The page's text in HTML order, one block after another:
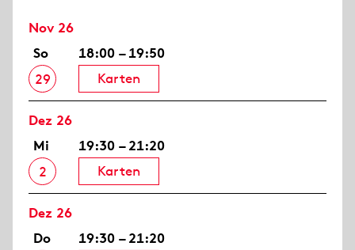
Nov 26
So
29
18:00 – 19:50
Karten
Dez 26
Mi
2
19:30 – 21:20
Karten
Dez 26
Do
19:30 – 21:20